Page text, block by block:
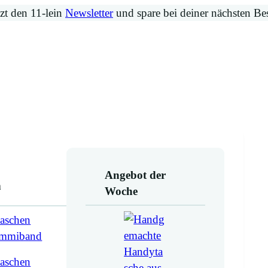
den 11-lein Newsletterund spare bei deiner nächsten
Angebot der
Woche